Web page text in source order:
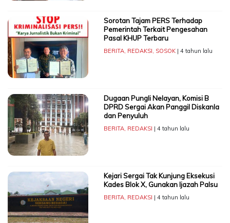
Sorotan Tajam PERS Terhadap
Pemerintah Terkait Pengesahan
Pasal KHUP Terbaru
BERITA, REDAKSI, SOSOK| 4 tahun lalu
Dugaan Pungli Nelayan, Komisi B
DPRD Sergai Akan Panggil Diskanla
dan Penyuluh
BERITA, REDAKSI | 4 tahun lalu
Kejari Sergai Tak Kunjung Eksekusi
Kades Blok X, Gunakan Ijazah Palsu
BERITA, REDAKSI | 4 tahun lalu